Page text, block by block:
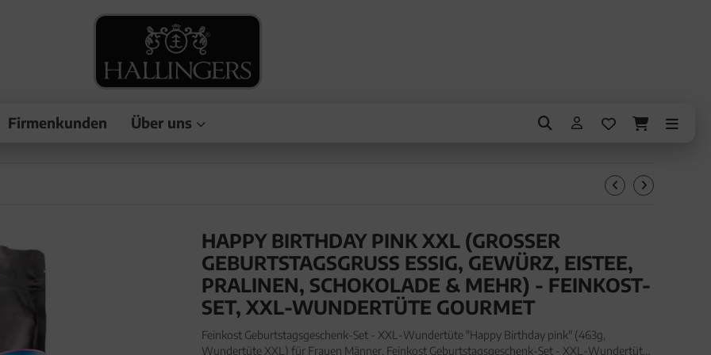
Firmenkunden Über uns
HAPPY BIRTHDAY PINK XXL (GROSSER G
EBURTSTAGSGRUSS ESSIG, GEWÜRZ, EISTEE, PR
ALINEN, SCHOKOLADE & MEHR) - FEINKOST-SE
T, XXL-WUNDERTÜTE GOURMET
Feinkost Geburtstagsgeschenk-Set - XXL-Wundertüte "Happy Birthday pink" (463g,
Wundertüte XXL) für Frauen Männer. Feinkost Geburtstagsgeschenk-Set - XXL-Wundertüte